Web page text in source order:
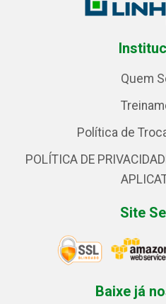
Quem
Política de
POLÍTICA DE
Site
Baixe já